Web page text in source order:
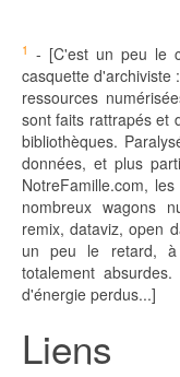
1 - [C'est un peu le
casquette d'archiviste
ressources
sont faits rattrapés et
bibliothèques.
données, et plus
NotreFamille.com,
nombreux wagons
remix, dataviz, open
un peu le retard, à
totalement
d'énergie perdus...]
Liens